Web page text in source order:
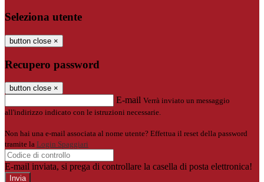
Seleziona utente
button close ×
Recupero password
button close ×
E-mail Verrà inviato un messaggio
all'indirizzo indicato con le istruzioni necessarie.
Non hai una e-mail associata al nome utente? Effettua il reset della password
tramite la Login Spaggiari
E-mail inviata, si prega di controllare la casella di posta elettronica!